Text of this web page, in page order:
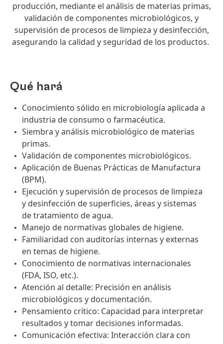
producción, mediante el análisis de materias primas,
validación de componentes microbiológicos, y
supervisión de procesos de limpieza y desinfección,
asegurando la calidad y seguridad de los productos.
Qué hará
Conocimiento sólido en microbiología aplicada a
industria de consumo o farmacéutica.
Siembra y análisis microbiológico de materias
primas.
Validación de componentes microbiológicos.
Aplicación de Buenas Prácticas de Manufactura
(BPM).
Ejecución y supervisión de procesos de limpieza
y desinfección de superficies, áreas y sistemas
de tratamiento de agua.
Manejo de normativas globales de higiene.
Familiaridad con auditorías internas y externas
en temas de higiene.
Conocimiento de normativas internacionales
(FDA, ISO, etc.).
Atención al detalle: Precisión en análisis
microbiológicos y documentación.
Pensamiento crítico: Capacidad para interpretar
resultados y tomar decisiones informadas.
Comunicación efectiva: Interacción clara con